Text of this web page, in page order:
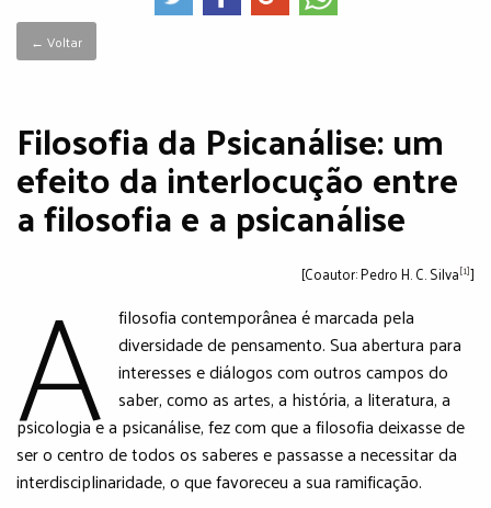
← Voltar
Filosofia da Psicanálise: um
efeito da interlocução entre
a filosofia e a psicanálise
[Coautor: Pedro H. C. Silva[1]]
A filosofia contemporânea é marcada pela
diversidade de pensamento. Sua abertura para
interesses e diálogos com outros campos do
saber, como as artes, a história, a literatura, a
psicologia e a psicanálise, fez com que a filosofia deixasse de
ser o centro de todos os saberes e passasse a necessitar da
interdisciplinaridade, o que favoreceu a sua ramificação.